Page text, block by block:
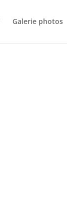
Galerie photos